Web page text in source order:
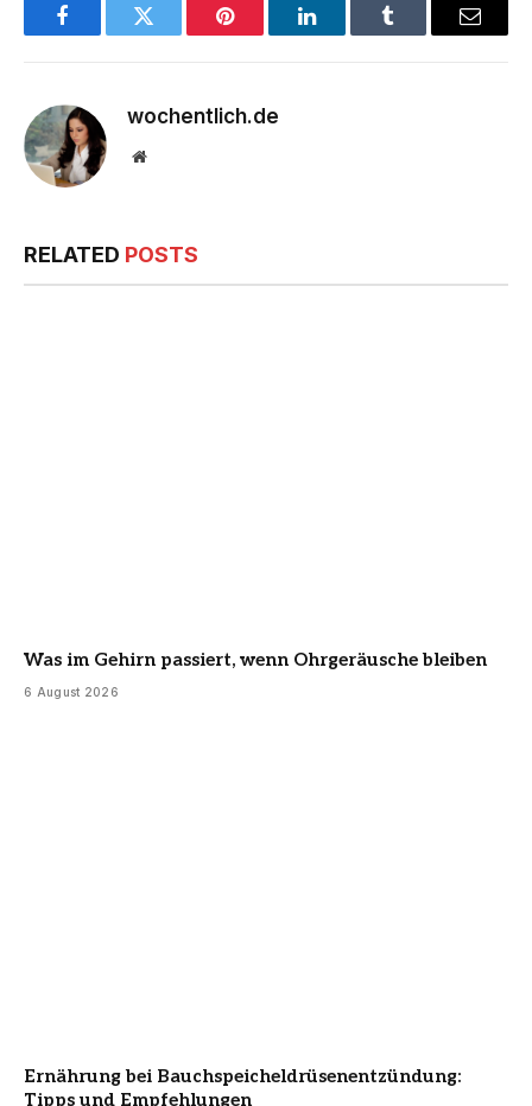
FacebookTwitter Pinterest LinkedInTumblr Email
wochentlich.de
Website
RELATED POSTS
Was im Gehirn passiert, wenn Ohrgeräusche bleiben
6 August 2026
Ernährung bei Bauchspeicheldrüsenentzündung:
Tipps und Empfehlungen